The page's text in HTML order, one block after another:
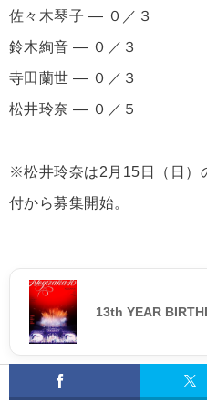
佐々木琴子 ― ０／３
鈴木絢音 ― ０／３
寺田蘭世 ― ０／３
松井玲奈 ― ０／５
※松井玲奈は2月15日（日）
付から募集開始。
13th YEAR